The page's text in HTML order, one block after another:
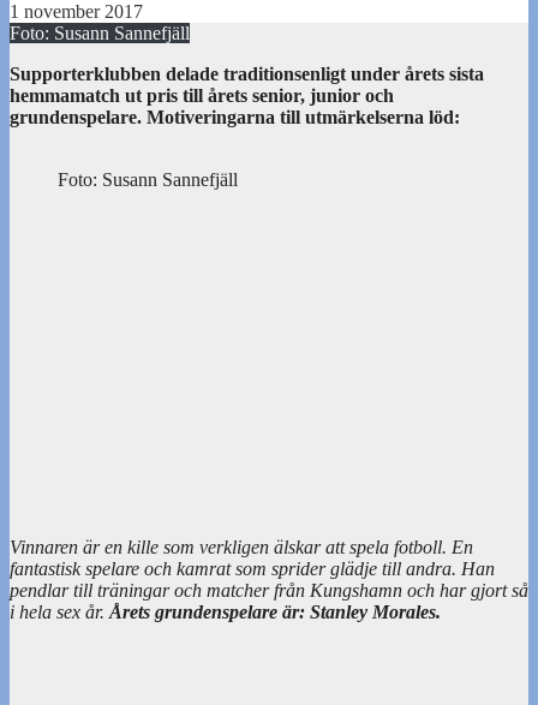
1 november 2017
Foto: Susann Sannefjäll
Supporterklubben delade traditionsenligt under årets sista
hemmamatch ut pris till årets senior, junior och
grundenspelare. Motiveringarna till utmärkelserna löd:
Foto: Susann Sannefjäll
Vinnaren är en kille som verkligen älskar att spela fotboll. En
fantastisk spelare och kamrat som sprider glädje till andra. Han
pendlar till träningar och matcher från Kungshamn och har gjort så
i hela sex år. Årets grundenspelare är: Stanley Morales.